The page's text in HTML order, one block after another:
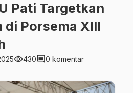
Pati Targetkan
di Porsema XIII
visibility430comment0 komentar